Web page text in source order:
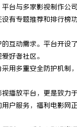
台与多家影视制作
有专题推荐和排行
互动需求。平台开
好者社区。
用多重安全防护机
播放平台，更是致
户服务，福利电影